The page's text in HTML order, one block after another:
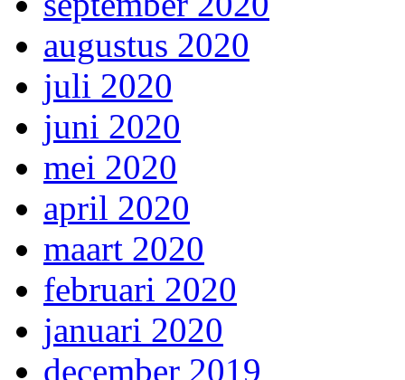
augustus 2020
juli 2020
juni 2020
mei 2020
april 2020
maart 2020
februari 2020
januari 2020
december 2019